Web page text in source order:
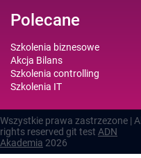
Polecane
Szkolenia biznesowe
Akcja Bilans
Szkolenia controlling
Szkolenia IT
Wszystkie prawa zastrzezone | All
rights reserved git test ADN
Akademia 2026